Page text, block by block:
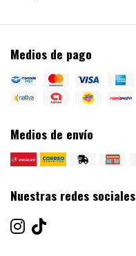
Medios de pago
Medios de envío
Nuestras redes sociales